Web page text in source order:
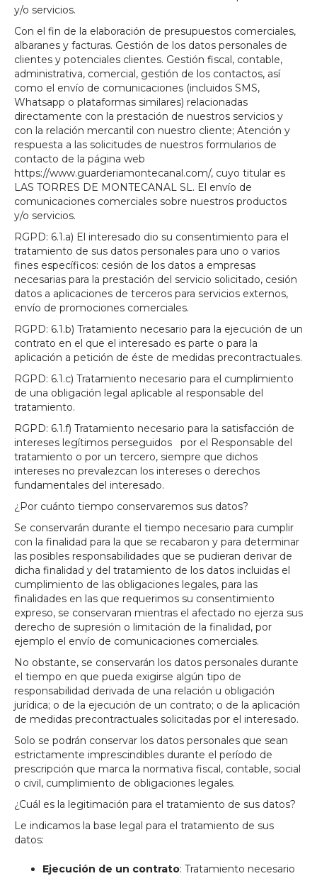
y/o servicios.
Con el fin de la elaboración de presupuestos comerciales,
albaranes y facturas. Gestión de los datos personales de
clientes y potenciales clientes. Gestión fiscal, contable,
administrativa, comercial, gestión de los contactos, así
como el envío de comunicaciones (incluidos SMS,
Whatsapp o plataformas similares) relacionadas
directamente con la prestación de nuestros servicios y
con la relación mercantil con nuestro cliente; Atención y
respuesta a las solicitudes de nuestros formularios de
contacto de la página web
https://www.guarderiamontecanal.com/, cuyo titular es
LAS TORRES DE MONTECANAL SL. El envío de
comunicaciones comerciales sobre nuestros productos
y/o servicios.
RGPD: 6.1.a) El interesado dio su consentimiento para el
tratamiento de sus datos personales para uno o varios
fines específicos: cesión de los datos a empresas
necesarias para la prestación del servicio solicitado, cesión
datos a aplicaciones de terceros para servicios externos,
envío de promociones comerciales.
RGPD: 6.1.b) Tratamiento necesario para la ejecución de un
contrato en el que el interesado es parte o para la
aplicación a petición de éste de medidas precontractuales.
RGPD: 6.1.c) Tratamiento necesario para el cumplimiento
de una obligación legal aplicable al responsable del
tratamiento.
RGPD: 6.1.f) Tratamiento necesario para la satisfacción de
intereses legítimos perseguidos por el Responsable del
tratamiento o por un tercero, siempre que dichos
intereses no prevalezcan los intereses o derechos
fundamentales del interesado.
¿Por cuánto tiempo conservaremos sus datos?
Se conservarán durante el tiempo necesario para cumplir
con la finalidad para la que se recabaron y para determinar
las posibles responsabilidades que se pudieran derivar de
dicha finalidad y del tratamiento de los datos incluidas el
cumplimiento de las obligaciones legales, para las
finalidades en las que requerimos su consentimiento
expreso, se conservaran mientras el afectado no ejerza sus
derecho de supresión o limitación de la finalidad, por
ejemplo el envío de comunicaciones comerciales.
No obstante, se conservarán los datos personales durante
el tiempo en que pueda exigirse algún tipo de
responsabilidad derivada de una relación u obligación
jurídica; o de la ejecución de un contrato; o de la aplicación
de medidas precontractuales solicitadas por el interesado.
Solo se podrán conservar los datos personales que sean
estrictamente imprescindibles durante el período de
prescripción que marca la normativa fiscal, contable, social
o civil, cumplimiento de obligaciones legales.
¿Cuál es la legitimación para el tratamiento de sus datos?
Le indicamos la base legal para el tratamiento de sus
datos:
Ejecución de un contrato: Tratamiento necesario